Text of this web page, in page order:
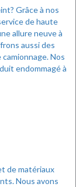
Grâce à nos
de haute
allure neuve à
aussi des
Nos
endommagé à
de matériaux
Nous avons